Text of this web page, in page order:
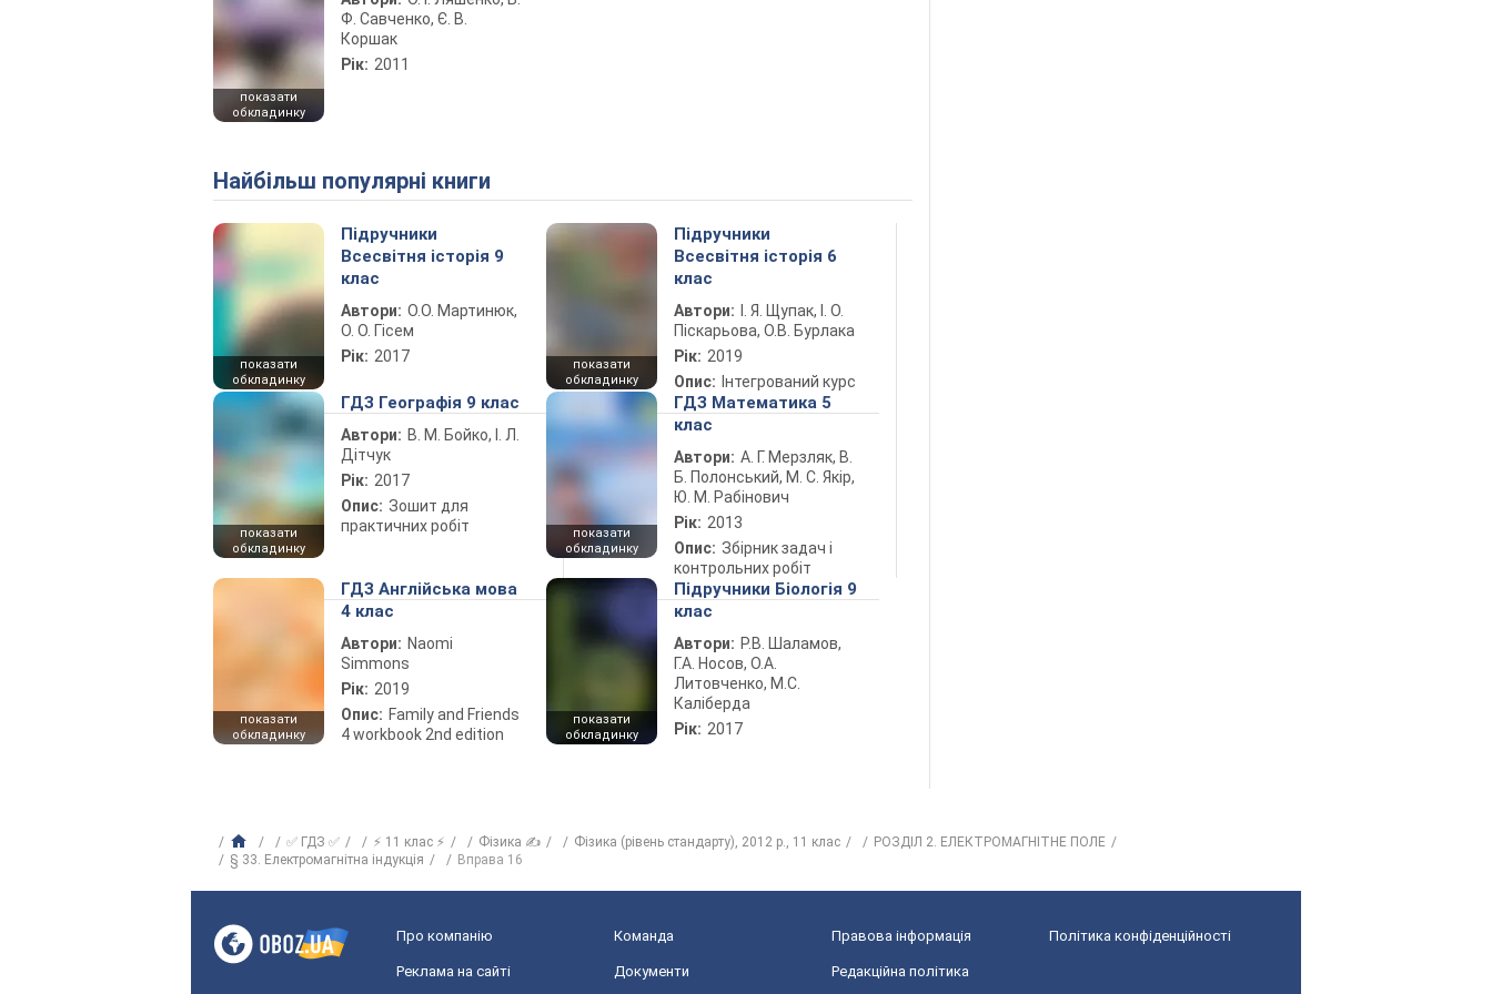
показати
обкладинку
Ф. Савченко, Є. В.
Коршак
Рік: 2011
Найбільш популярні книги
показати
обкладинку
Підручники
Всесвітня історія 9
клас
Автори: О.О. Мартинюк,
О. О. Гісем
Рік: 2017
показати
обкладинку
Підручники
Всесвітня історія 6
клас
Автори:
І. Я. Щупак, І. О.
Піскарьова, О.В. Бурлака
Рік: 2019
Опис: Інтегрований курс
показати
обкладинку
ГДЗ Географія 9 клас
Автори: В. М. Бойко, І. Л.
Дітчук
Рік: 2017
Опис: Зошит для
практичних робіт
показати
обкладинку
ГДЗ Математика 5
клас
Автори: А. Г. Мерзляк, В.
Б. Полонський, М. С. Якір,
Ю. М. Рабінович
Рік: 2013
Опис: Збірник задач і
контрольних робіт
показати
обкладинку
ГДЗ Англійська мова
4 клас
Автори: Naomi
Simmons
Рік: 2019
Опис: Family and Friends
4 workbook 2nd edition
показати
обкладинку
Підручники Біологія 9
клас
Автори: Р.В. Шаламов,
Г.А. Носов, О.А.
Литовченко, М.С.
Каліберда
Рік: 2017
✅ ГДЗ ✅ ⚡ 11 клас ⚡ Фізика ✍ Фізика (рівень стандарту), 2012 р., 11 клас
РОЗДІЛ 2. ЕЛЕКТРОМАГНІТНЕ ПОЛЕ
§ 33. Електромагнітна індукція
Вправа 16
Про компанію Команда Правова інформація Політика конфіденційності
Реклама на сайті Документи Редакційна політика